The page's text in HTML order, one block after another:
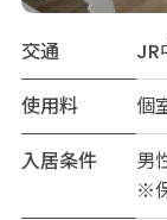
交通
JR
使用料
個
入居条件
男
※